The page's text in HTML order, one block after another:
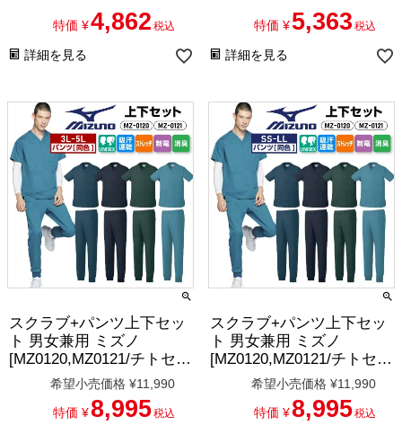
特価 ¥4,862 税込
詳細を見る
特価 ¥ 5,363 税込
詳細を見る
スクラブ+パンツ上下セッ
ト 男女兼用 ミズノ
[MZ0120,MZ0121/チトセ］
（3L-5L）希望小売価格 ¥11,990
特価 ¥8,995税込
スクラブ+パンツ上下セッ
ト 男女兼用 ミズノ
[MZ0120,MZ0121/チトセ］
（SS-LL）希望小売価格 ¥11,990
特価 ¥8,995税込